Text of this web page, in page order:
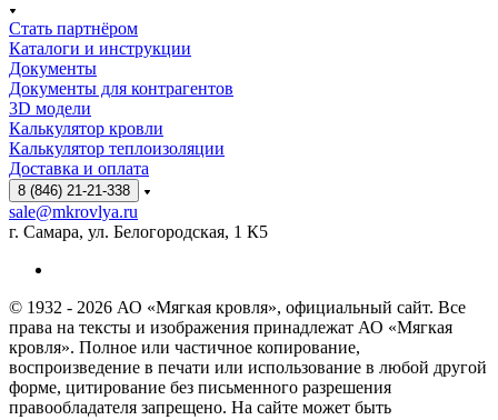
Стать партнёром
Каталоги и инструкции
Документы
Документы для контрагентов
3D модели
Калькулятор кровли
Калькулятор теплоизоляции
Доставка и оплата
8 (846) 21-21-338
sale@mkrovlya.ru
г. Самара, ул. Белогородская, 1 К5
© 1932 - 2026 АО «Мягкая кровля», официальный сайт. Все
права на тексты и изображения принадлежат АО «Мягкая
кровля». Полное или частичное копирование,
воспроизведение в печати или использование в любой другой
форме, цитирование без письменного разрешения
правообладателя запрещено. На сайте может быть